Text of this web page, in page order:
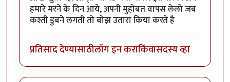
हमारे मरने के दिन आये, अपनी मुहोबत वापस लेलो जब
कश्ती डुबने लगती तो बोझ उतारा किया करते है
प्रतिसाद देण्यासाठीलॉग इन कराकिंवासदस्य व्हा